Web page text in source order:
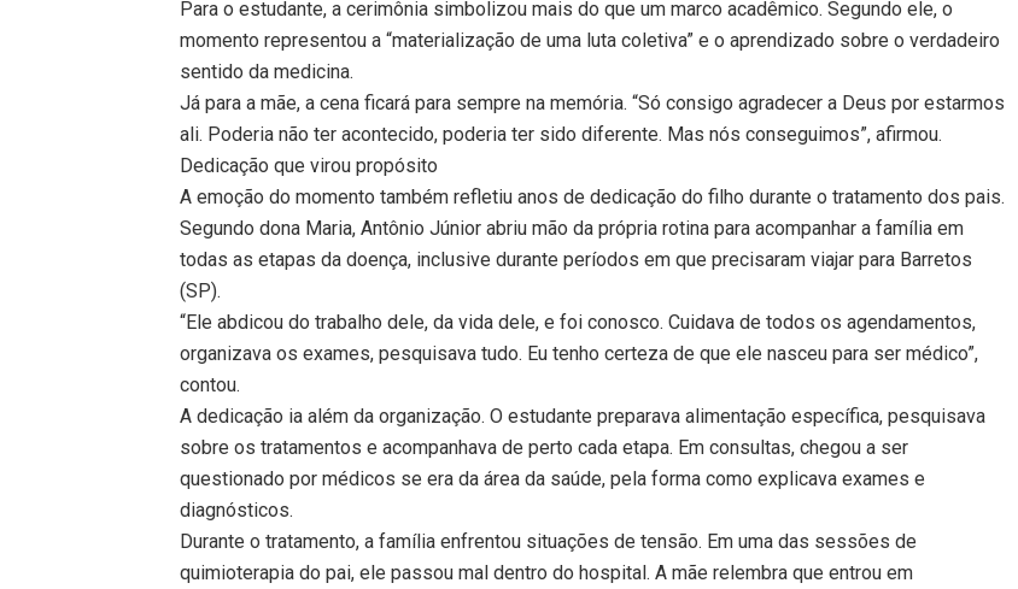
Para o estudante, a cerimônia simbolizou mais do que um marco acadêmico. Segundo ele, o
momento representou a “materialização de uma luta coletiva” e o aprendizado sobre o verdadeiro
sentido da medicina.
Já para a mãe, a cena ficará para sempre na memória. “Só consigo agradecer a Deus por estarmos
ali. Poderia não ter acontecido, poderia ter sido diferente. Mas nós conseguimos”, afirmou.
Dedicação que virou propósito
A emoção do momento também refletiu anos de dedicação do filho durante o tratamento dos pais.
Segundo dona Maria, Antônio Júnior abriu mão da própria rotina para acompanhar a família em
todas as etapas da doença, inclusive durante períodos em que precisaram viajar para Barretos
(SP).
“Ele abdicou do trabalho dele, da vida dele, e foi conosco. Cuidava de todos os agendamentos,
organizava os exames, pesquisava tudo. Eu tenho certeza de que ele nasceu para ser médico”,
contou.
A dedicação ia além da organização. O estudante preparava alimentação específica, pesquisava
sobre os tratamentos e acompanhava de perto cada etapa. Em consultas, chegou a ser
questionado por médicos se era da área da saúde, pela forma como explicava exames e
diagnósticos.
Durante o tratamento, a família enfrentou situações de tensão. Em uma das sessões de
quimioterapia do pai, ele passou mal dentro do hospital. A mãe relembra que entrou em